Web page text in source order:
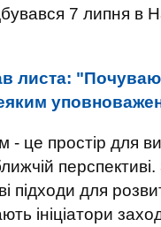
7 липня в
листа:
- це простір для
підходи для
ініціатори